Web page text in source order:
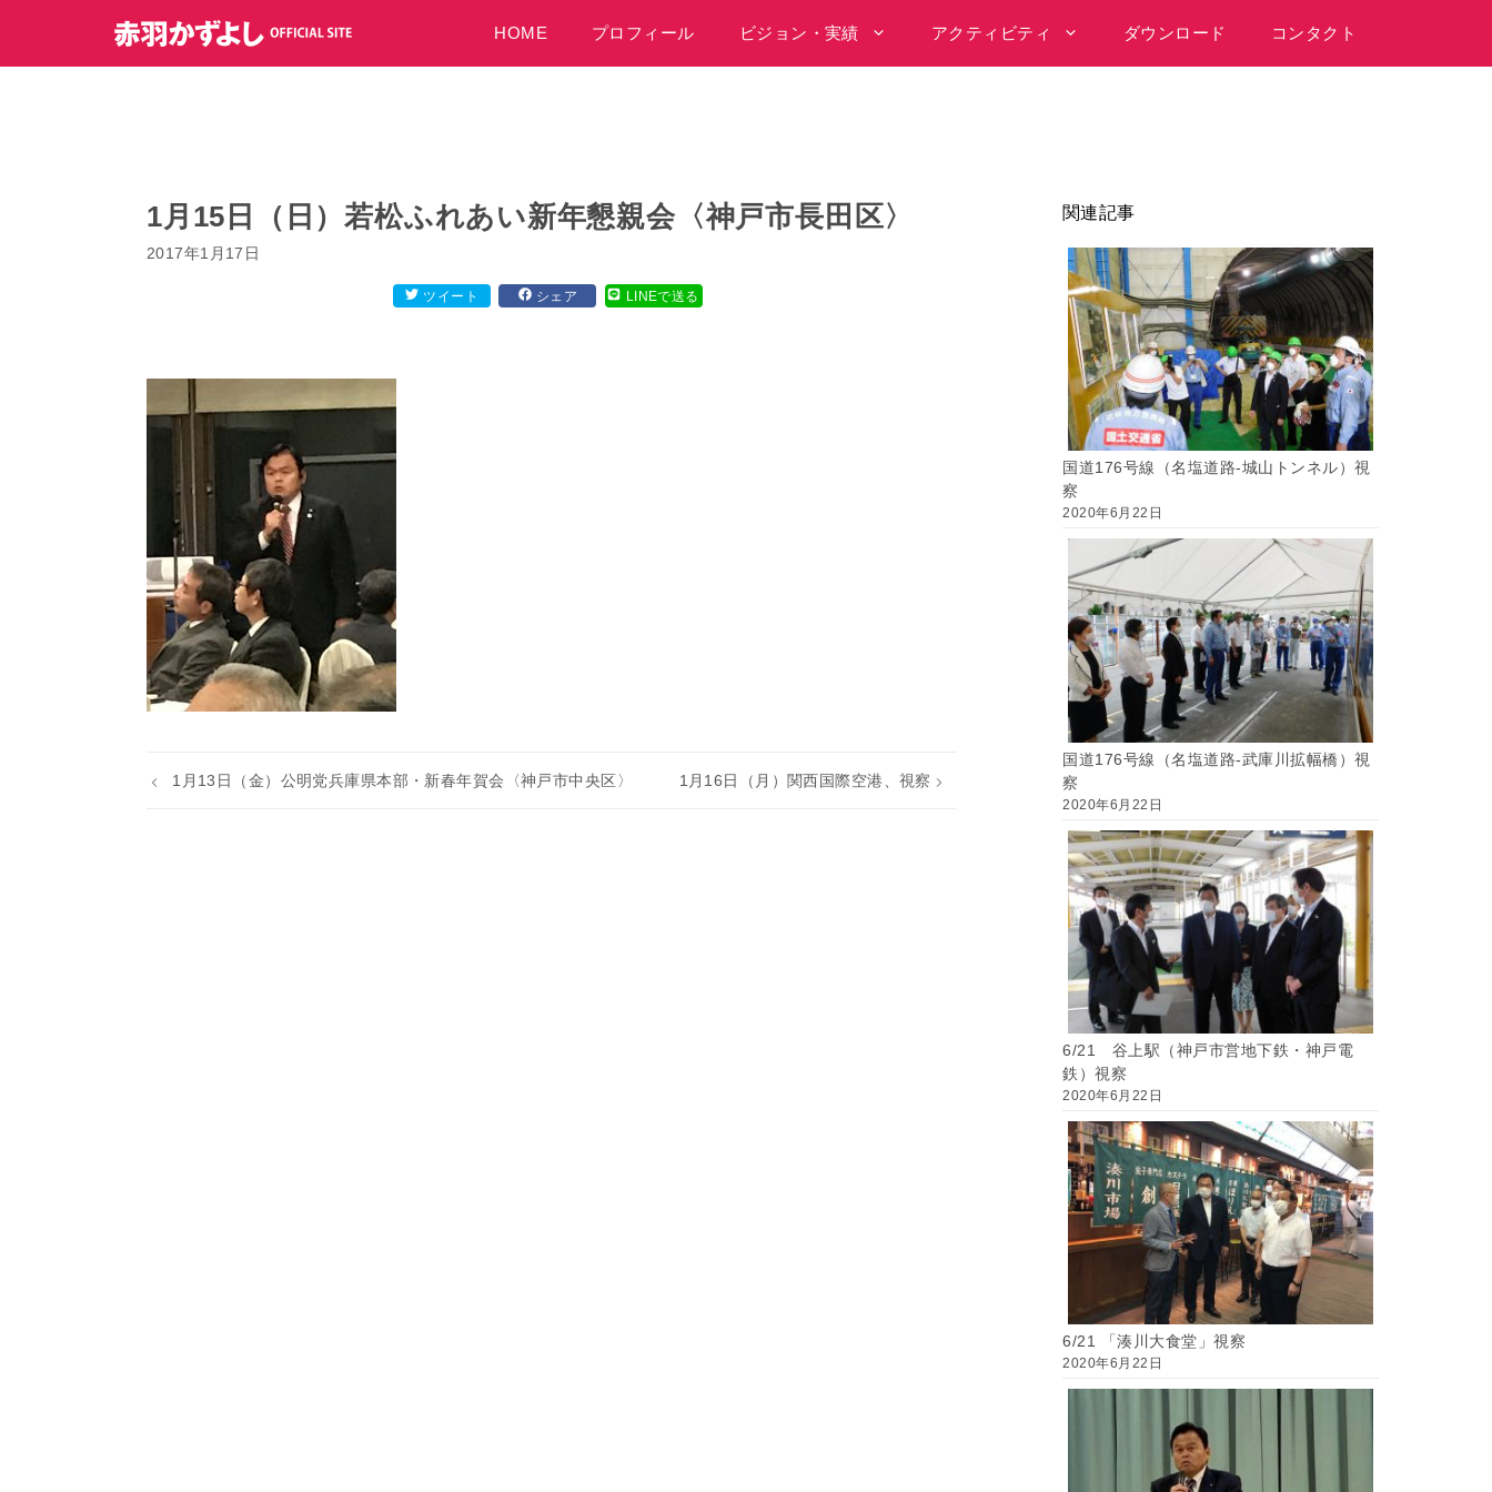
テ
HOME プロフィール ビジョン・実績 アクティビティ ダウンロード コンタクト
1月15日（日）若松ふれあい新年懇親会〈神戸市長田区〉
2017年1月17日
ツイート シェア LINEで送る
1月13日（金）公明党兵庫県本部・新春年賀会〈神戸市中央区〉 1月16日（月）関西国際空港、視察
関連記事
国道176号線（名塩道路-城山トンネル）視
察
2020年6月22日
国道176号線（名塩道路-武庫川拡幅橋）視
察
2020年6月22日
6/21 谷上駅（神戸市営地下鉄・神戸電
鉄）視察
2020年6月22日
6/21 「湊川大食堂」視察
2020年6月22日